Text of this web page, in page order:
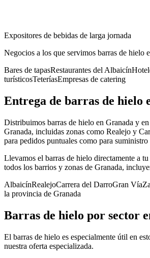
Expositores de bebidas de larga jornada
Negocios a los que servimos barras de hielo
Bares de tapasRestaurantes del Albaicín
turísticosTeteríasEmpresas de catering
Entrega de barras de hielo
Distribuimos barras de hielo en Granada y
Granada, incluidas zonas como Realejo y
para pedidos puntuales como para
Llevamos el barras de hielo directamente a
todos los barrios y zonas de Granada,
AlbaicínRealejoCarrera del DarroGran Vía
la provincia de Granada
Barras de hielo por sector
El barras de hielo es especialmente útil en
nuestra oferta especializada.